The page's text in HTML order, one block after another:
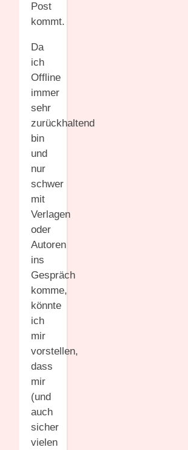
Post
kommt.
Da
ich
Offline
immer
sehr
zurückhaltend
bin
und
nur
schwer
mit
Verlagen
oder
Autoren
ins
Gespräch
komme,
könnte
ich
mir
vorstellen,
dass
mir
(und
auch
sicher
vielen